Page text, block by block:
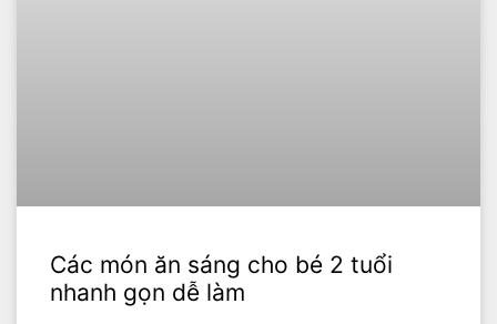
Các món ăn sáng cho bé 2 tuổi
nhanh gọn dễ làm